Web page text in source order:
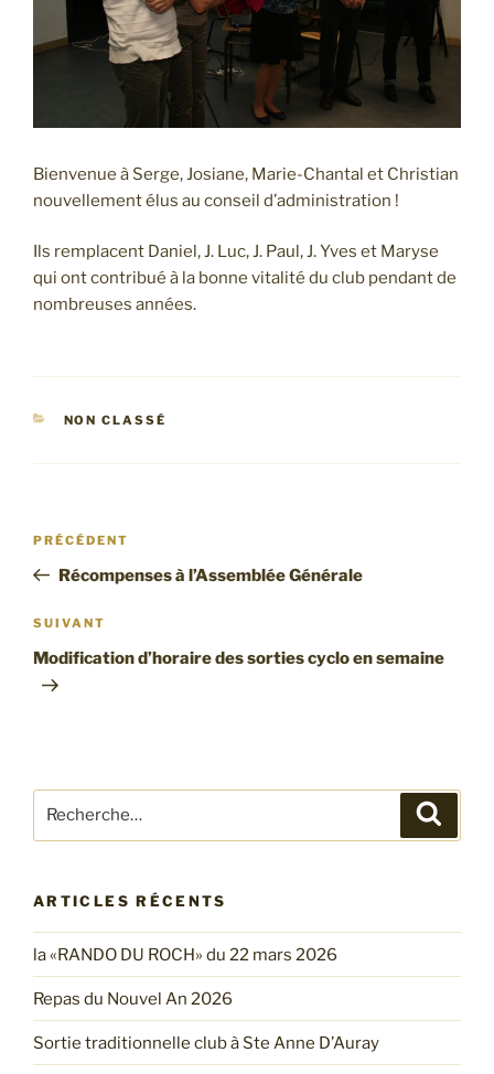
Bienvenue à Serge, Josiane, Marie-Chantal et Christian
nouvellement élus au conseil d’administration !
Ils remplacent Daniel, J. Luc, J. Paul, J. Yves et Maryse
qui ont contribué à la bonne vitalité du club pendant de
nombreuses années.
CATÉGORIES
NON CLASSÉ
Navigation
l’article
Article
précédent
PRÉCÉDENT
Récompenses à l’Assemblée Générale
Article
suivant
SUIVANT
Modification d’horaire des sorties cyclo en semaine
Recherche
ARTICLES RÉCENTS
la «RANDO DU ROCH» du 22 mars 2026
Repas du Nouvel An 2026
Sortie traditionnelle club à Ste Anne D’Auray